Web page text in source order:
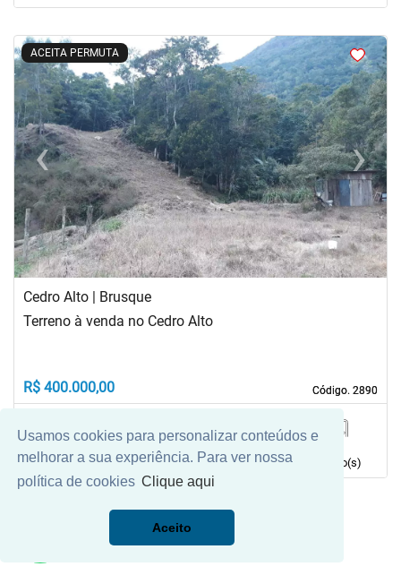
Usamos cookies para personalizar conteúdos e
melhorar a sua experiência. Para ver nossa
política de cookies Clique aqui
AceitoMais Filtros
ACEITA PERMUTA
<<<<
‹Previous ›Next
Cedro Alto | Brusque
Código. 2890
Código. 2890
Terreno à venda no Cedro Alto
R$ 400.000,00
Área principal
quarto(s)
Vaga(s)
banho(s)